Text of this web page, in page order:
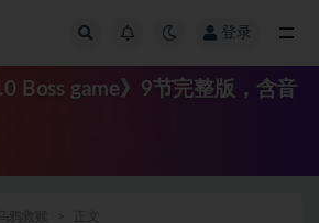
登录
Boss game》9节完整版，含音